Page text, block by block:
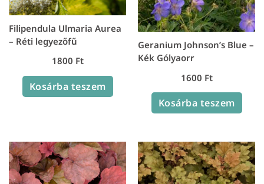
Filipendula Ulmaria Aurea
– Réti legyezőfű
1800 Ft
Kosárba teszem
Geranium Johnson’s Blue –
Kék Gólyaorr
1600 Ft
Kosárba teszem